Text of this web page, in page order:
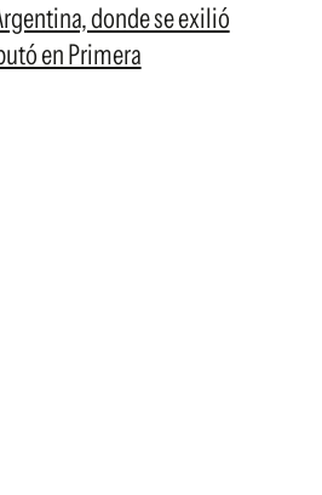
donde se exilió
en Primera